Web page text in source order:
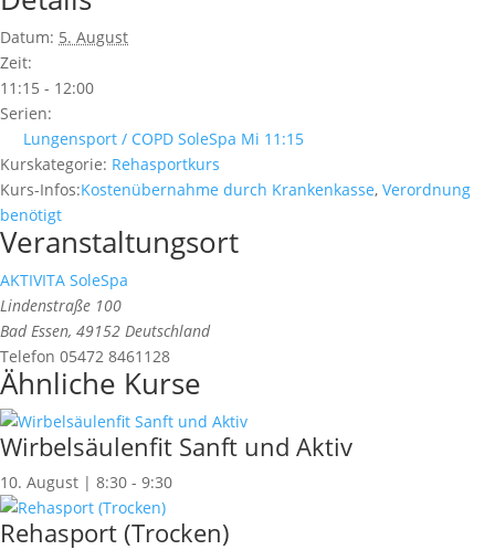
Datum: 5. August
Zeit:
11:15 - 12:00
Serien:
Lungensport / COPD SoleSpa Mi 11:15
Kurskategorie: Rehasportkurs
Kurs-Infos:Kostenübernahme durch Krankenkasse, Verordnung
benötigt
Veranstaltungsort
AKTIVITA SoleSpa
Lindenstraße 100
Bad Essen, 49152 Deutschland
Telefon 05472 8461128
Ähnliche Kurse
Wirbelsäulenfit Sanft und Aktiv
10. August | 8:30 - 9:30
Rehasport (Trocken)